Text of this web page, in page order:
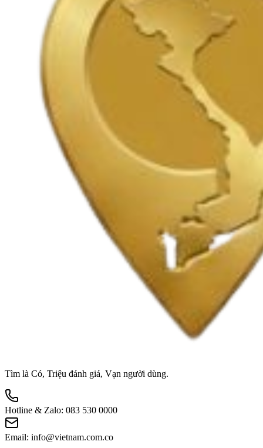
Tìm là Có, Triệu đánh giá, Vạn người dùng.
Hotline & Zalo: 083 530 0000
Email: info@vietnam.com.co